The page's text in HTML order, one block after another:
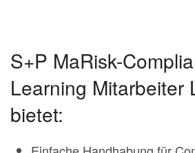
S+P MaRisk-
Learning Mitarbeiter
bietet: